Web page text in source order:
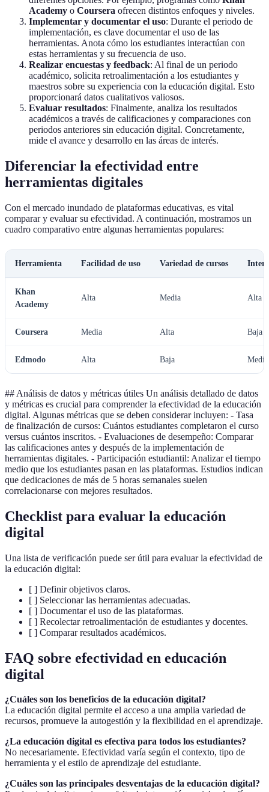
Academy o Coursera ofrecen distintos enfoques y niveles.
Implementar y documentar el uso: Durante el periodo de
implementación, es clave documentar el uso de las
herramientas. Anota cómo los estudiantes interactúan con
estas herramientas y su frecuencia de uso.
Realizar encuestas y feedback: Al final de un periodo
académico, solicita retroalimentación a los estudiantes y
maestros sobre su experiencia con la educación digital. Esto
proporcionará datos cualitativos valiosos.
Evaluar resultados: Finalmente, analiza los resultados
académicos a través de calificaciones y comparaciones con
periodos anteriores sin educación digital. Concretamente,
mide el avance y desarrollo en las áreas de interés.
Diferenciar la efectividad entre
herramientas digitales
Con el mercado inundado de plataformas educativas, es vital
comparar y evaluar su efectividad. A continuación, mostramos un
cuadro comparativo entre algunas herramientas populares:
Herramienta Facilidad de uso Variedad de cursos
Khan
Academy
Alta Media Alta
Coursera Media Alta Baja
Edmodo Alta Baja Media
## Análisis de datos y métricas útiles Un análisis detallado de datos
y métricas es crucial para comprender la efectividad de la educación
digital. Algunas métricas que se deben considerar incluyen: - Tasa
de finalización de cursos: Cuántos estudiantes completaron el curso
versus cuántos inscritos. - Evaluaciones de desempeño: Comparar
las calificaciones antes y después de la implementación de
herramientas digitales. - Participación estudiantil: Analizar el tiempo
medio que los estudiantes pasan en las plataformas. Estudios indican
que dedicaciones de más de 5 horas semanales suelen
correlacionarse con mejores resultados.
Checklist para evaluar la educación
digital
Una lista de verificación puede ser útil para evaluar la efectividad de
la educación digital:
[ ] Definir objetivos claros.
[ ] Seleccionar las herramientas adecuadas.
[ ] Documentar el uso de las plataformas.
[ ] Recolectar retroalimentación de estudiantes y docentes.
[ ] Comparar resultados académicos.
FAQ sobre efectividad en educación
digital
¿Cuáles son los beneficios de la educación digital?
La educación digital permite el acceso a una amplia variedad de
recursos, promueve la autogestión y la flexibilidad en el aprendizaje.
¿La educación digital es efectiva para todos los estudiantes?
No necesariamente. Efectividad varía según el contexto, tipo de
herramienta y el estilo de aprendizaje del estudiante.
¿Cuáles son las principales desventajas de la educación digital?